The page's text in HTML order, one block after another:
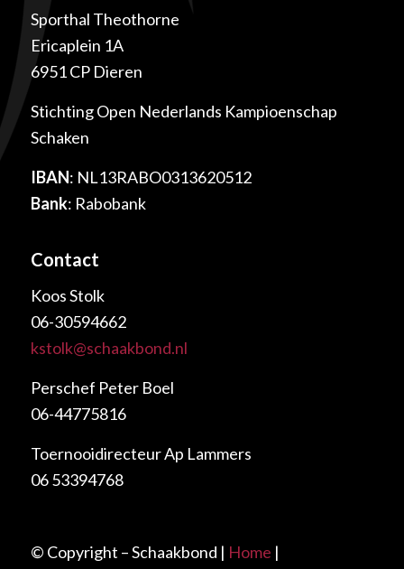
Sporthal Theothorne
Ericaplein 1A
6951 CP Dieren
Stichting Open Nederlands Kampioenschap
Schaken
IBAN: NL13RABO0313620512
Bank: Rabobank
Contact
Koos Stolk
06-30594662
kstolk@schaakbond.nl
Perschef Peter Boel
06-44775816
Toernooidirecteur Ap Lammers
06 53394768
© Copyright – Schaakbond | Home |